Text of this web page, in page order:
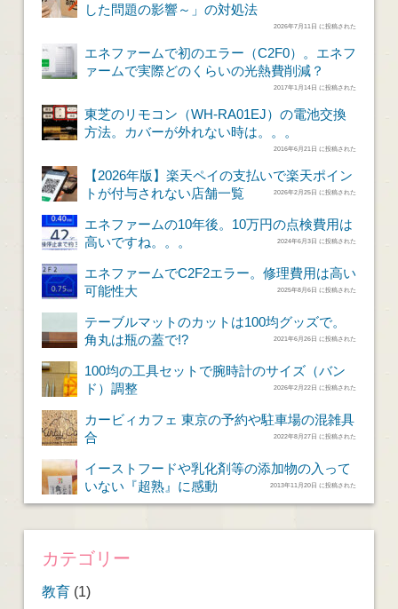
した問題の影響～」の対処法
2026年7月11日 に投稿された
エネファームで初のエラー（C2F0）。エネフ
ァームで実際どのくらいの光熱費削減？
2017年1月14日 に投稿された
東芝のリモコン（WH-RA01EJ）の電池交換
方法。カバーが外れない時は。。。
2016年6月21日 に投稿された
【2026年版】楽天ペイの支払いで楽天ポイン
トが付与されない店舗一覧
2026年2月25日 に投稿された
エネファームの10年後。10万円の点検費用は
高いですね。。。
2024年6月3日 に投稿された
エネファームでC2F2エラー。修理費用は高い
可能性大
2025年8月6日 に投稿された
テーブルマットのカットは100均グッズで。
角丸は瓶の蓋で!?
2021年6月26日 に投稿された
100均の工具セットで腕時計のサイズ（バン
ド）調整
2026年2月22日 に投稿された
カービィカフェ 東京の予約や駐車場の混雑具
合
2022年8月27日 に投稿された
イーストフードや乳化剤等の添加物の入って
いない『超熟』に感動
2013年11月20日 に投稿された
カテゴリー
教育(1)